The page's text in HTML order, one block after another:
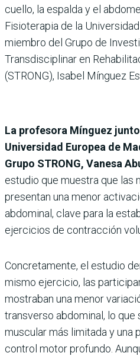
cuello, la espalda y el
Fisioterapia de la
miembro del Grupo de
Transdisciplinar en
(STRONG), Isabel Mínguez
La profesora Mínguez
Universidad Europea de
Grupo STRONG, Vanesa
estudio que muestra que las
presentan una menor
abdominal, clave para la
ejercicios de contracción
Concretamente, el estudio
mismo ejercicio, las
mostraban una menor
transverso abdominal, lo que
muscular más limitada y una
control motor profundo.